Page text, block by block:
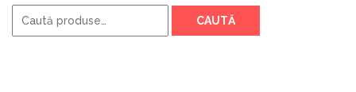
Caută
după:
CAUTĂ